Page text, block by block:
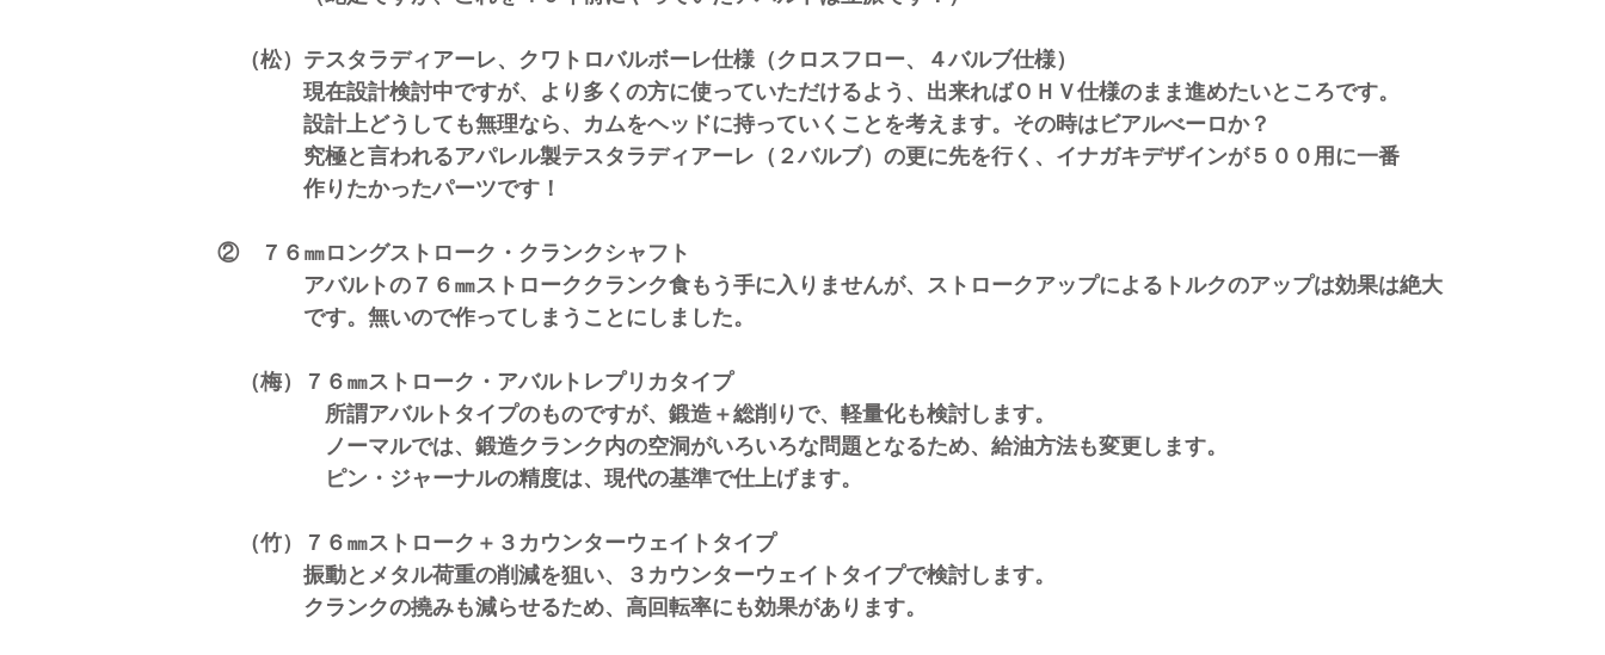
（松）テスタラディアーレ、クワトロバルボーレ仕様（クロスフロー、４バルブ仕様）
現在設計検討中ですが、より多くの方に使っていただけるよう、出来ればＯＨＶ仕様のまま進めたいところです。
設計上どうしても無理なら、カムをヘッドに持っていくことを考えます。その時はビアルべーロか？
究極と言われるアパレル製テスタラディアーレ（２バルブ）の更に先を行く、イナガキデザインが５００用に一番
作りたかったパーツです！
② ７６㎜ロングストローク・クランクシャフト
アバルトの７６㎜ストローククランク食もう手に入りませんが、ストロークアップによるトルクのアップは効果は絶大
です。無いので作ってしまうことにしました。
（梅）７６㎜ストローク・アバルトレプリカタイプ
所謂アバルトタイプのものですが、鍛造＋総削りで、軽量化も検討します。
ノーマルでは、鍛造クランク内の空洞がいろいろな問題となるため、給油方法も変更します。
ピン・ジャーナルの精度は、現代の基準で仕上げます。
（竹）７６㎜ストローク＋３カウンターウェイトタイプ
振動とメタル荷重の削減を狙い、３カウンターウェイトタイプで検討します。
クランクの撓みも減らせるため、高回転率にも効果があります。